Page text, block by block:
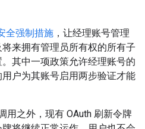
全强制措施 ，让经理账号管理
来拥有管理员所有权的所有子
其中一项政策允许经理账号的
户为其账号启用两步验证才能
用之外，现有 OAuth 刷新令牌